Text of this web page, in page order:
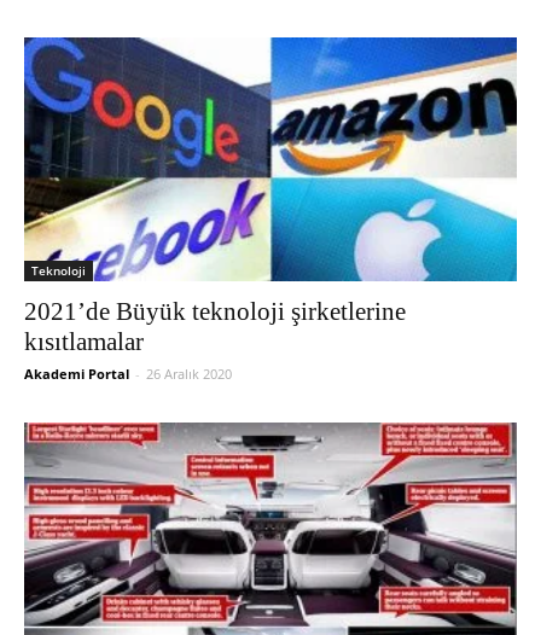
Teknoloji
2021’de Büyük teknoloji şirketlerine
kısıtlamalar
Akademi Portal - 26 Aralık 2020